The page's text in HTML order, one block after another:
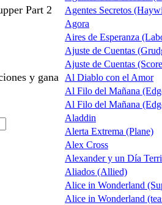
Part 2
y gana
Agentes Secretos
Agora
Aires de Esperanza
Ajuste de Cuentas
Ajuste de Cuentas
Al Diablo con el Amor
Al Filo del Mañana
Al Filo del Mañana
Aladdin
Alerta Extrema (Plane)
Alex Cross
Alexander y un Día
Aliados (Allied)
Alice in Wonderland
Alice in Wonderland